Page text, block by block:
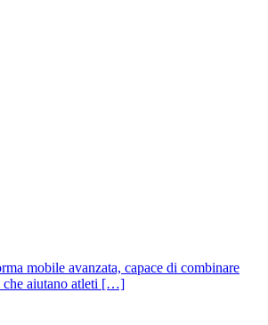
mobile avanzata, capace di combinare
che aiutano atleti […]